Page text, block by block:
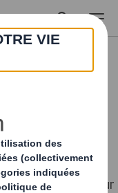
majeure pour